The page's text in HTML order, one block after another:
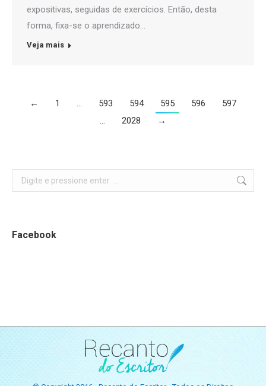
expositivas, seguidas de exercícios. Então, desta
forma, fixa-se o aprendizado…
Veja mais
← 1 … 593 594 595 596
597
…
2028 →
Search:
Facebook